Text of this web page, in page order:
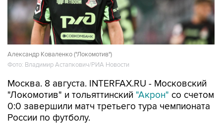
Александр Коваленко ("Локомотив")
Фото: Владимир Астапкович/РИА Новости
Москва. 8 августа. INTERFAX.RU - Московский
"Локомотив" и тольяттинский "Акрон" со счетом
0:0 завершили матч третьего тура чемпионата
России по футболу.